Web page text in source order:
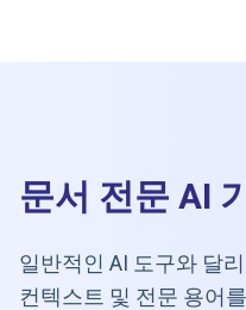
문서 전문 AI
일반적인 AI 도구와 달
컨텍스트 및 전문 용어